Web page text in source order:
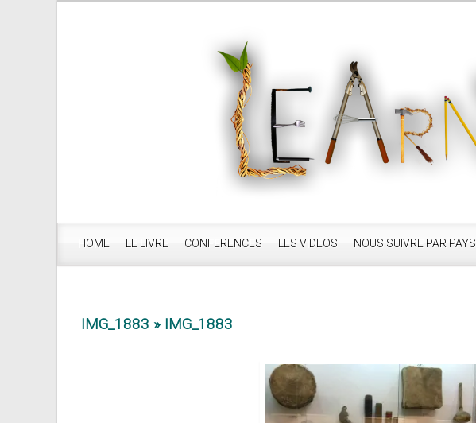
HOME LE LIVRE CONFERENCES LES VIDEOS NOUS SUIVRE PAR PAYS
IMG_1883 » IMG_1883